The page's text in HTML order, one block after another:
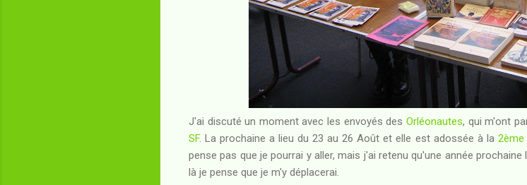
J'ai discuté un moment avec les envoyés des Orléonautes, qui m'ont
SF. La prochaine a lieu du 23 au 26 Août et elle est adossée à la
pense pas que je pourrai y aller, mais j'ai retenu qu'une année prochaine
là je pense que je m'y déplacerai.